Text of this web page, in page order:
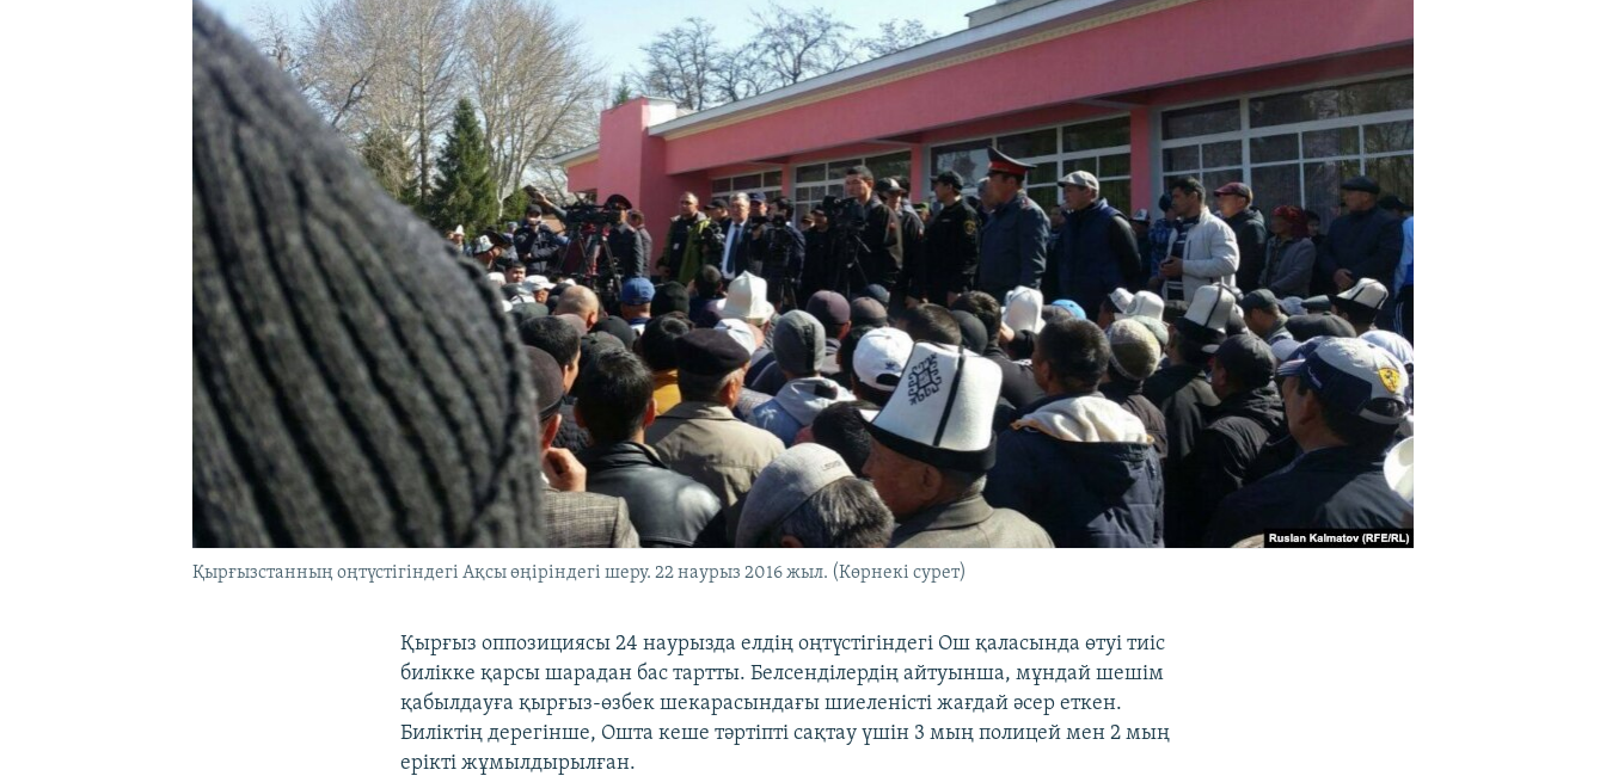
Қырғызстанның оңтүстігіндегі Ақсы өңіріндегі шеру. 22 наурыз 2016 жыл. (Көрнекі сурет)
Қырғыз оппозициясы 24 наурызда елдің оңтүстігіндегі Ош қаласында өтуі тиіс
билікке қарсы шарадан бас тартты. Белсенділердің айтуынша, мұндай шешім
қабылдауға қырғыз-өзбек шекарасындағы шиеленісті жағдай әсер еткен.
Биліктің дерегінше, Ошта кеше тәртіпті сақтау үшін 3 мың полицей мен 2 мың
ерікті жұмылдырылған.